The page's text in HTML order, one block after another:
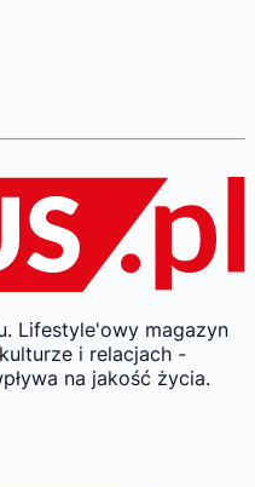
Lifestyle'owy magazyn
i relacjach -
na jakość życia.